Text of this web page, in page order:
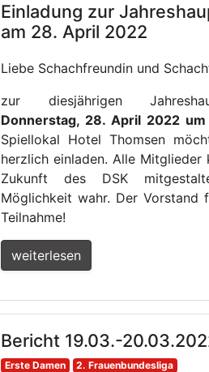
Einladung zur
am 28. April 2022
Liebe Schachfreundin und
zur diesjährigen
Donnerstag, 28. April 2022
Spiellokal Hotel Thomsen
herzlich einladen. Alle
Zukunft des DSK
Möglichkeit wahr. Der Vorstand
Teilnahme!
weiterlesen
Bericht 19.03.-
Erste Damen 2. Frauenbundesliga